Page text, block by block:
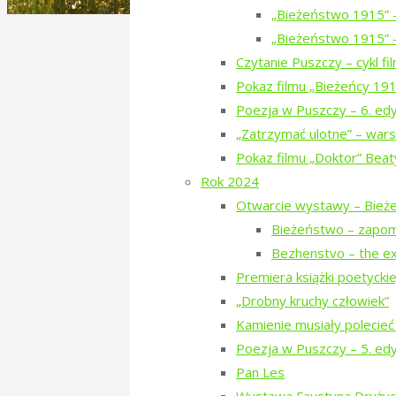
„Bieżeństwo
„Bieżeństwo 1915”
Czytanie Puszczy – cykl
Pokaz filmu „Bieżeńcy
Poezja w Puszczy – 6.
„Zatrzymać ulotne” –
Pokaz filmu „Doktor”
Rok 2024
Otwarcie wystawy –
Bieżeństwo –
Bezhenstvo – the
Premiera książki
„Drobny kruchy człowiek”
Kamienie musiały
Poezja w Puszczy – 5.
Pan Les
Zbiórka na Poezję
manfred 22. July 201822. July 2018
Mamy już 19% sumy potrzebnej
i Tropinkowiczów oraz
(dziękujemy raz jeszcze!), udało
sami! Te zdjęcia dokumentują
Wam, to co zrobiliśmy do tej pory i
http://wspieramkulture.pl/projekt/
Zielony Kwiecień – Olga